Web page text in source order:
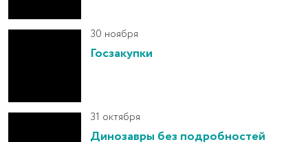
30 ноября
Госзакупки
31 октября
Динозавры без подробностей